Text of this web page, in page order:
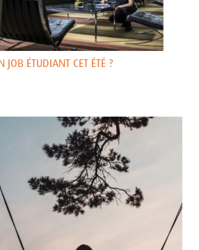
JOB ÉTUDIANT CET ÉTÉ ?